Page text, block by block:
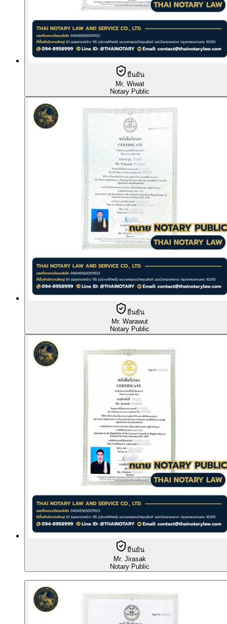
ยืนยัน
Mr. Wiwat
Notary Public
ยืนยัน
Mr. Warawut
Notary Public
ยืนยัน
Mr. Jirasak
Notary Public